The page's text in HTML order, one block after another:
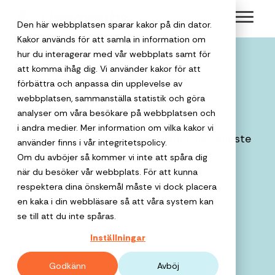
Den här webbplatsen sparar kakor på din dator.
Kakor används för att samla in information om
hur du interagerar med vår webbplats samt för
att komma ihåg dig. Vi använder kakor för att
förbättra och anpassa din upplevelse av
webbplatsen, sammanställa statistik och göra
analyser om våra besökare på webbplatsen och
i andra medier. Mer information om vilka kakor vi
använder finns i vår integritetspolicy.
Om du avböjer så kommer vi inte att spåra dig
när du besöker vår webbplats. För att kunna
respektera dina önskemål måste vi dock placera
en kaka i din webbläsare så att våra system kan
se till att du inte spåras.
Inställningar
Godkänn Avböj
main
content.
Välkommen
till en
personlig
resepartner
Boka
företagsresan
med oss
lägre
Safe Travels
Vår
trygghetstjänst
som håller koll
på både
resenären och
destinationen.
resepartner?
Som lägre priser,
Vi gör det
att boka
affärsresor, till
exempel med
Vårt verktyg
stöttar
Affärsresor
för privata
företag
Vi ger
företagsresor
personlighet
och skapar
Resor för
offentlig
verksamhet
Lingmerths
ramavtal med
Kammarkollegiet
Möten och
När du ska
konferenser,
gruppresor,
Om Lingmerths
Lingmerths har
funnits sedan 1950
och är en av
Sveriges äldsta
resebyråer. Med 75
års erfarenhet i
ryggen är vi
fortfarande nyfikna
på samtiden och vi
tror starkt på det
Detta är
Lingmerths
Group
kvalificerad
partner för
Aktuellt
Håll dig uppdaterad med Lingmerths senaste
nyheter, resetips och praktiska råd.
Allt du behöver veta för att göra din
affärsresa smidig och bekväm.